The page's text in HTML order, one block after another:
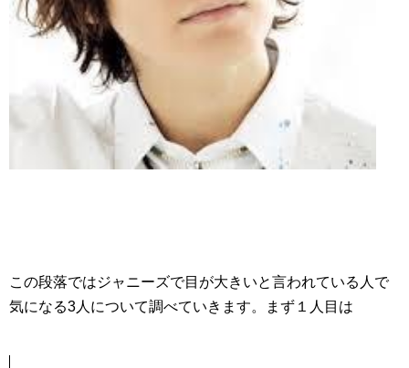
この段落ではジャニーズで目が大きいと言われている人で
気になる3人について調べていきます。まず１人目は